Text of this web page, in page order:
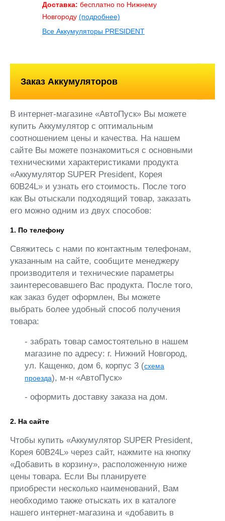
Доставка: бесплатно по Нижнему
Новгороду (подробнее)
Все Аккумуляторы PRESIDENT
Заказ Аккумуляторов
В интернет-магазине «АвтоПуск» Вы можете
купить Аккумулятор с оптимальным
соотношением цены и качества. На нашем
сайте Вы можете познакомиться с основными
техническими характеристиками продукта
«Аккумулятор SUPER President, Корея
60B24L» и узнать его стоимость. После того
как Вы отыскали подходящий товар, заказать
его можно одним из двух способов:
1. По телефону
Свяжитесь с нами по контактным телефонам,
указанным на сайте, сообщите менеджеру
производителя и технические параметры
заинтересовавшего Вас продукта. После того,
как заказ будет оформлен, Вы можете
выбрать более удобный способ получения
товара:
- забрать товар самостоятельно в нашем
магазине по адресу: г. Нижний Новгород,
ул. Кащенко, дом 6, корпус 3 (схема
проезда), м-н «АвтоПуск»
- оформить доставку заказа на дом.
2. На сайте
Чтобы купить «Аккумулятор SUPER President,
Корея 60B24L» через сайт, нажмите на кнопку
«Добавить в корзину», расположенную ниже
цены товара. Если Вы планируете
приобрести несколько наименований, Вам
необходимо также отыскать их в каталоге
нашего интернет-магазина и «добавить в